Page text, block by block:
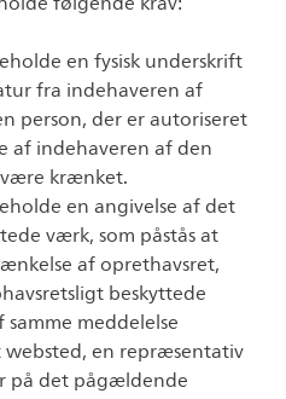
en fysisk underskrift
fra indehaveren af
person, der er autoriseret
af indehaveren af den
krænket.
en angivelse af det
værk, som påstås at
af oprethavsret,
beskyttede
meddelelse
en repræsentativ
på det pågældende